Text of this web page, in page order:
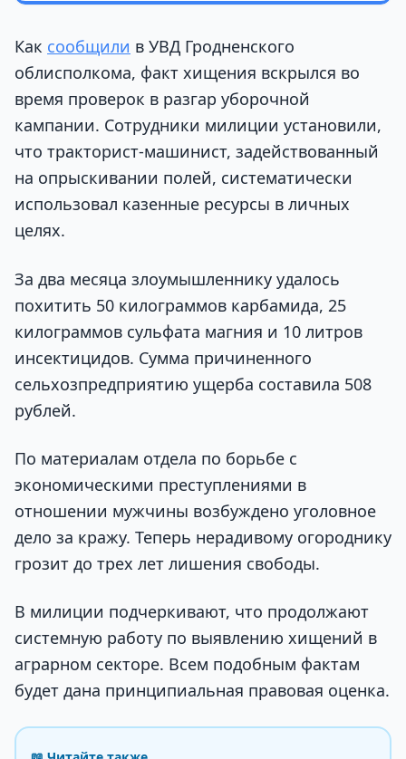
Как сообщили в УВД Гродненского
облисполкома, факт хищения вскрылся во
время проверок в разгар уборочной
кампании. Сотрудники милиции установили,
что тракторист-машинист, задействованный
на опрыскивании полей, систематически
использовал казенные ресурсы в личных
целях.
За два месяца злоумышленнику удалось
похитить 50 килограммов карбамида, 25
килограммов сульфата магния и 10 литров
инсектицидов. Сумма причиненного
сельхозпредприятию ущерба составила 508
рублей.
По материалам отдела по борьбе с
экономическими преступлениями в
отношении мужчины возбуждено уголовное
дело за кражу. Теперь нерадивому огороднику
грозит до трех лет лишения свободы.
В милиции подчеркивают, что продолжают
системную работу по выявлению хищений в
аграрном секторе. Всем подобным фактам
будет дана принципиальная правовая оценка.